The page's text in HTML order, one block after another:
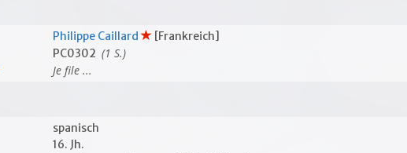
Philippe Caillard
[Frankreich]
PC0302 (1 S.)
Je file ...
spanisch
16. Jh.